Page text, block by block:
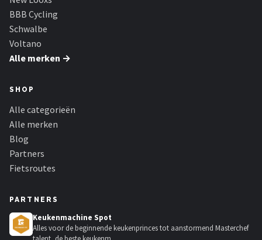
Voltano
Shimano
BBB Cycling
Schwalbe
Voltano
Alle merken →
SHOP
Alle categorieën
Alle merken
Blog
Partners
Fietsroutes
PARTNERS
Keukenmachine Spot
Alles voor de beginnende keukenprinces tot aanstormend Masterchef